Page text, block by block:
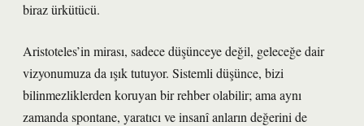
biraz ürkütücü.
Aristoteles’in mirası, sadece düşünceye değil, geleceğe dair
vizyonumuza da ışık tutuyor. Sistemli düşünce, bizi
bilinmezliklerden koruyan bir rehber olabilir; ama aynı
zamanda spontane, yaratıcı ve insanî anların değerini de